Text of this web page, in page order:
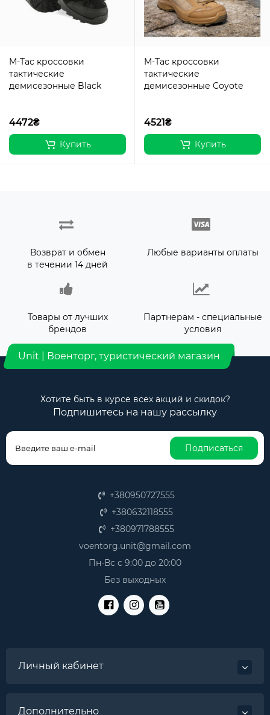
M-Tac кроссовки
тактические
демисезонные Black
4472₴
Купить
M-Tac кроссовки
тактические
демисезонные Coyote
4521₴
Купить
Возврат и обмен
в течении 14 дней
Любые варианты оплаты
Товары от лучших
брендов
Партнерам - специальные
условия
Unit | Военторг, туристический магазин
Хотите быть в курсе всех акций и скидок?
Подпишитесь на нашу рассылку
Подписаться
+380950727555
+380632118555
+380971788555
voentorg.unit@gmail.com
Пн-Вс с 9:00 до 20:00
Без выходных
Личный кабинет
Дополнительно